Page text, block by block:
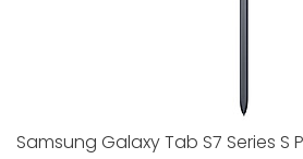
Samsung Galaxy Tab S7 Series S